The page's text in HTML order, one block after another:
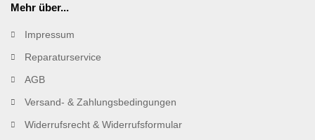
Mehr über...
Impressum
Reparaturservice
AGB
Versand- & Zahlungsbedingungen
Widerrufsrecht & Widerrufsformular